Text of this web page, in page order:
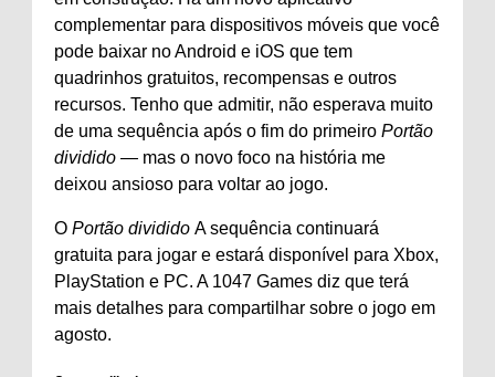
complementar para dispositivos móveis que você
pode baixar no Android e iOS que tem
quadrinhos gratuitos, recompensas e outros
recursos. Tenho que admitir, não esperava muito
de uma sequência após o fim do primeiro Portão
dividido — mas o novo foco na história me
deixou ansioso para voltar ao jogo.
O Portão dividido A sequência continuará
gratuita para jogar e estará disponível para Xbox,
PlayStation e PC. A 1047 Games diz que terá
mais detalhes para compartilhar sobre o jogo em
agosto.